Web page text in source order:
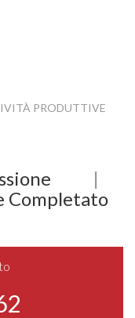
PRODUTTIVE
|
Completato